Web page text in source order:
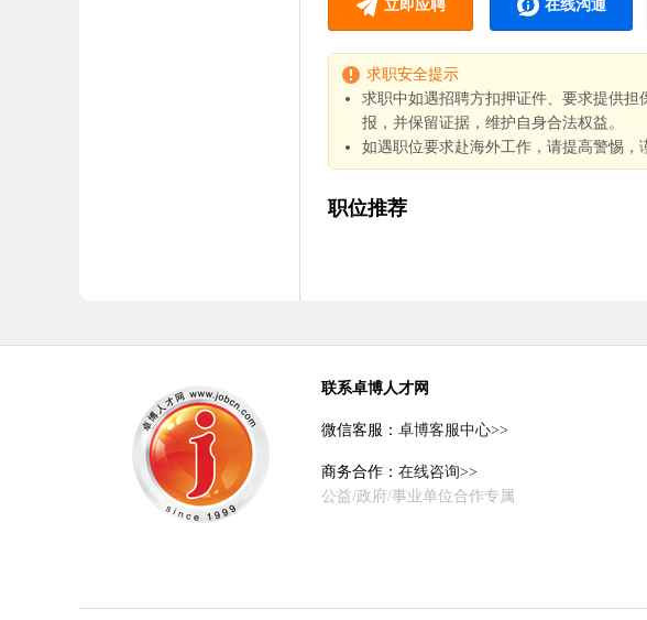
立即应聘 在线沟通
求职安全提示
求职中如遇招聘方扣押证件、要求提供
报，并保留证据，维护自身合法权益。
如遇职位要求赴海外工作，请提高警惕，
职位推荐
联系卓博人才网
微信客服： 卓博客服中心>>
商务合作： 在线咨询>>
公益/政府/事业单位合作专属